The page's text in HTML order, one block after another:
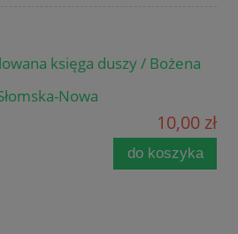
księga duszy / Bożena
Nowa
10,00 zł
do koszyka